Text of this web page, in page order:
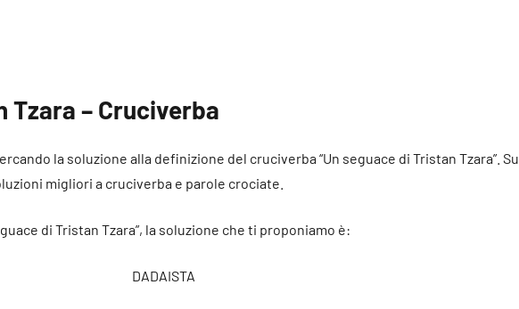
Tzara – Cruciverba
la soluzione alla definizione del cruciverba “Un seguace di Tristan Tzara”. Su
migliori a cruciverba e parole crociate.
di Tristan Tzara”, la soluzione che ti proponiamo è:
DADAISTA